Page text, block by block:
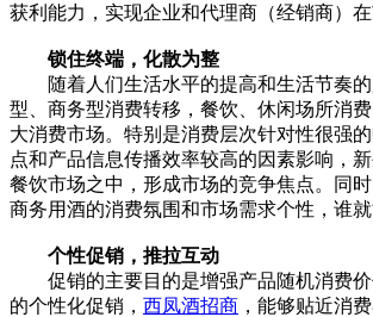
获利能力，实现企业和代理商（经销商）
锁住终端，化散为整
随着人们生活水平的提高和生活节奏的
型、商务型消费转移，餐饮、休闲场所消
大消费市场。特别是消费层次针对性很强
点和产品信息传播效率较高的因素影响，
餐饮市场之中，形成市场的竞争焦点。同
商务用酒的消费氛围和市场需求个性，谁
个性促销，推拉互动
促销的主要目的是增强产品随机消费价
的个性化促销， 西凤酒招商 ，能够贴近消